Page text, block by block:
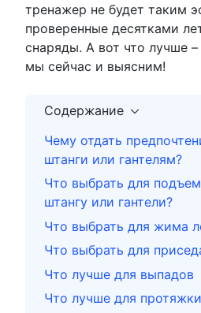
тренажер не будет таким
проверенные десятками
снаряды. А вот что лучше –
мы сейчас и выясним!
Содержание
Чему отдать
штанги или гантелям?
Что выбрать для
штангу или гантели?
Что выбрать для жима
Что выбрать для
Что лучше для выпадов
Что лучше для протяжки